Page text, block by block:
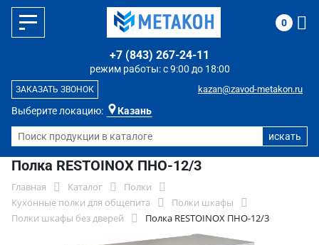
Выберите локацию: Казань
режим работы: с 9:00 до 18:00
+7 (843) 267-24-11
kazan@zavod-metakon.ru
ЗАКАЗАТЬ ЗВОНОК
0
Полка RESTOINOX ПНО-12/3
Главная Каталог
Полки
Кухонные полки для общепита
Полки шкафы
Полки шкафы без дверей
Полка RESTOINOX ПНО-12/3